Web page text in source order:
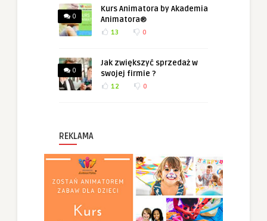
0
Kurs Animatora by Akademia
Animatora®
13 0
0
Jak zwiększyć sprzedaż w
swojej firmie ?
12 0
REKLAMA